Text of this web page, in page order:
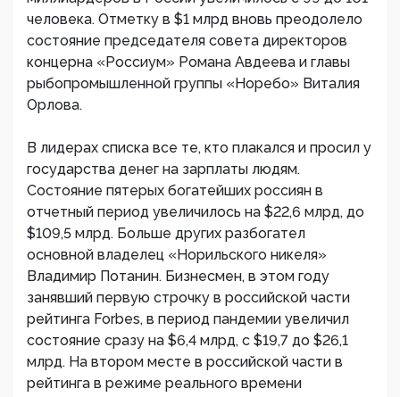
человека. Отметку в $1 млрд вновь преодолело
состояние председателя совета директоров
концерна «Россиум» Романа Авдеева и главы
рыбопромышленной группы «Норебо» Виталия
Орлова.
В лидерах списка все те, кто плакался и просил у
государства денег на зарплаты людям.
Состояние пятерых богатейших россиян в
отчетный период увеличилось на $22,6 млрд, до
$109,5 млрд. Больше других разбогател
основной владелец «Норильского никеля»
Владимир Потанин. Бизнесмен, в этом году
занявший первую строчку в российской части
рейтинга Forbes, в период пандемии увеличил
состояние сразу на $6,4 млрд, с $19,7 до $26,1
млрд. На втором месте в российской части в
рейтинга в режиме реального времени